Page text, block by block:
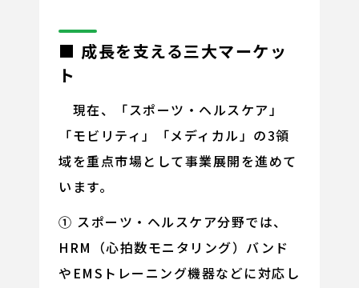
■ 成長を支える三大マーケッ
ト
現在、「スポーツ・ヘルスケア」
「モビリティ」「メディカル」の3領
域を重点市場として事業展開を進めて
います。
① スポーツ・ヘルスケア分野では、
HRM（心拍数モニタリング）バンド
やEMSトレーニング機器などに対応し